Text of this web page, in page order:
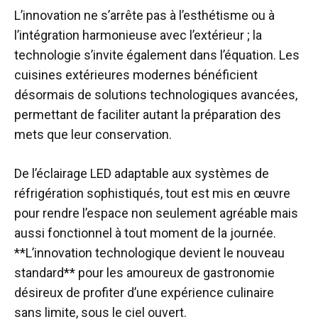
L’innovation ne s’arrête pas à l’esthétisme ou à
l’intégration harmonieuse avec l’extérieur ; la
technologie s’invite également dans l’équation. Les
cuisines extérieures modernes bénéficient
désormais de solutions technologiques avancées,
permettant de faciliter autant la préparation des
mets que leur conservation.
De l’éclairage LED adaptable aux systèmes de
réfrigération sophistiqués, tout est mis en œuvre
pour rendre l’espace non seulement agréable mais
aussi fonctionnel à tout moment de la journée.
**L’innovation technologique devient le nouveau
standard** pour les amoureux de gastronomie
désireux de profiter d’une expérience culinaire
sans limite, sous le ciel ouvert.